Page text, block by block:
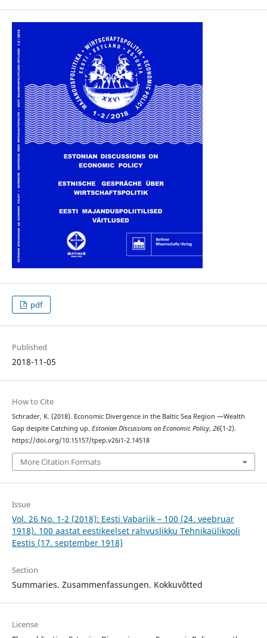
pdf
Published
2018-11-05
How to Cite
Schrader, K. (2018). Economic Divergence in the Baltic Sea Region —Wealth
Gap despite Catching up. Estonian Discussions on Economic Policy, 26(1-2).
https://doi.org/10.15157/tpep.v26i1-2.14518
More Citation Formats
Issue
Vol. 26 No. 1-2 (2018): Eesti Vabariik – 100 (24. veebruar
1918). 100 aastat eestikeelset rahvuslikku Tehnikaülikooli
Eestis (17. september 1918)
Section
Summaries. Zusammenfassungen. Kokkuvõtted
License